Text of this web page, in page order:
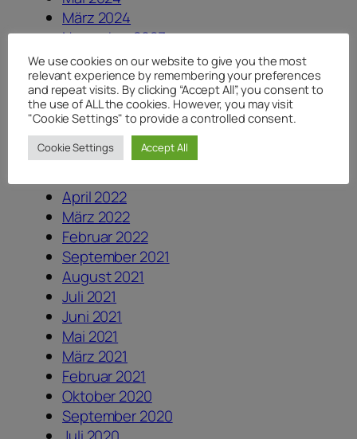
März 2024
November 2023
August 2023
Juli 2023
Juni 2023
Dezember 2022
August 2022
Juli 2022
April 2022
März 2022
Februar 2022
September 2021
August 2021
Juli 2021
Juni 2021
Mai 2021
März 2021
Februar 2021
Oktober 2020
September 2020
We use cookies on our website to give you the most
relevant experience by remembering your preferences
and repeat visits. By clicking “Accept All”, you consent to
the use of ALL the cookies. However, you may visit
"Cookie Settings" to provide a controlled consent.
Cookie Settings Accept All